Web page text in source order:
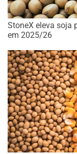
StoneX eleva soja
em 2025/26